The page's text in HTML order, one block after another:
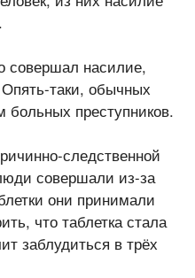
совершал насилие,
Опять-таки, обычных
больных преступников.
следственной
совершали из-за
они принимали
что таблетка стала
заблудиться в трёх